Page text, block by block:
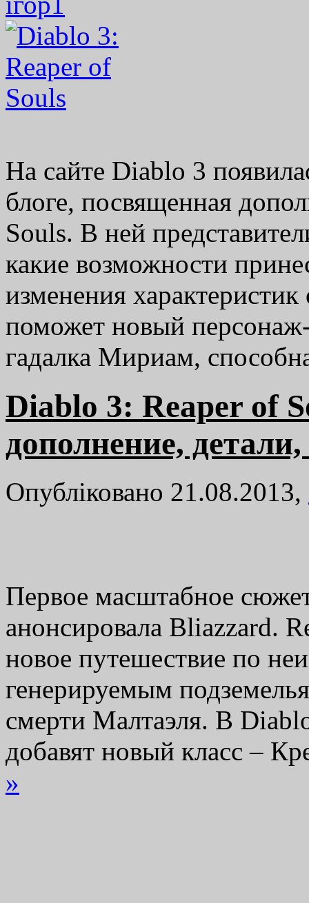
На сайте Diablo 3
блоге, посвященная
Souls. В ней
какие возможности
изменения
поможет новый
гадалка Мириам,
Diablo 3: Reaper of
дополнение,
Опубліковано 21.08.2013,
Первое масштабное
анонсировала Bliazzard.
новое путешествие по
генерируемым
смерти Малтаэля. В
добавят новый класс –
»